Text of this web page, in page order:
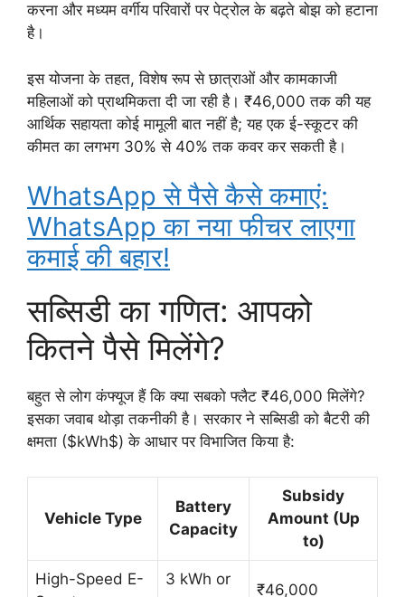
करना और मध्यम वर्गीय परिवारों पर पेट्रोल के बढ़ते बोझ को हटाना
है।
इस योजना के तहत, विशेष रूप से छात्राओं और कामकाजी
महिलाओं को प्राथमिकता दी जा रही है। ₹46,000 तक की यह
आर्थिक सहायता कोई मामूली बात नहीं है; यह एक ई-स्कूटर की
कीमत का लगभग 30% से 40% तक कवर कर सकती है।
WhatsApp से पैसे कैसे कमाएं:
WhatsApp का नया फीचर लाएगा
कमाई की बहार!
सब्सिडी का गणित: आपको
कितने पैसे मिलेंगे?
बहुत से लोग कंफ्यूज हैं कि क्या सबको फ्लैट ₹46,000 मिलेंगे?
इसका जवाब थोड़ा तकनीकी है। सरकार ने सब्सिडी को बैटरी की
क्षमता ($kWh$) के आधार पर विभाजित किया है:
Vehicle Type
Battery
Capacity
Subsidy
Amount (Up
to)
High-Speed E-
3 kWh or
₹46,000